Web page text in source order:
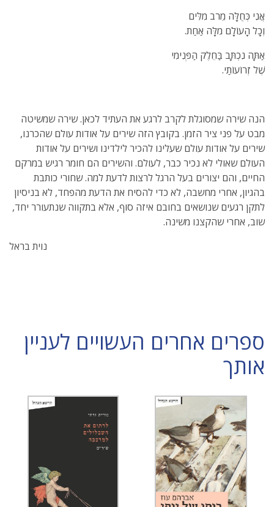
אֲנִי כְּחֻלָּה מֵרֹב מִלִּים
וְכָל הָעוֹלָם מִלָּה אַחַת.
אַתָּה נִכְתָּב בַּחֵלֶק הַפְּנִימִי
שֶׁל זְרוֹעוֹתַי.
הנה שירה שמסוגלת לקרב לרגע את העתיד לכאן. שירה שמשיטה
מבט על פני ציר הזמן. בקובץ הזה שירים על אודות עולם שהכרנו,
שירים על אודות עולם שעלינו להכיר לילדינו ושירים על אודות
העולם שאולי לא נכיר כבר, לעולם. והשירים הם חומר רגיש במרקם
החיים, והם יצורים בעל הרגל לרצות לדעת למה. שחורי כותבת
בהגיון, אחרי מחשבה, לא כדי להסיח את הדעת מהפחד, לא בניסיון
לתקן רגעים שנושאים בחובם איזה סוף, אלא בתקווה שנתעורר יחד,
שוב, אחרי שהקצנו משינה.
נוית בראל
ספרים אחרים העשויים לעניין
אותך